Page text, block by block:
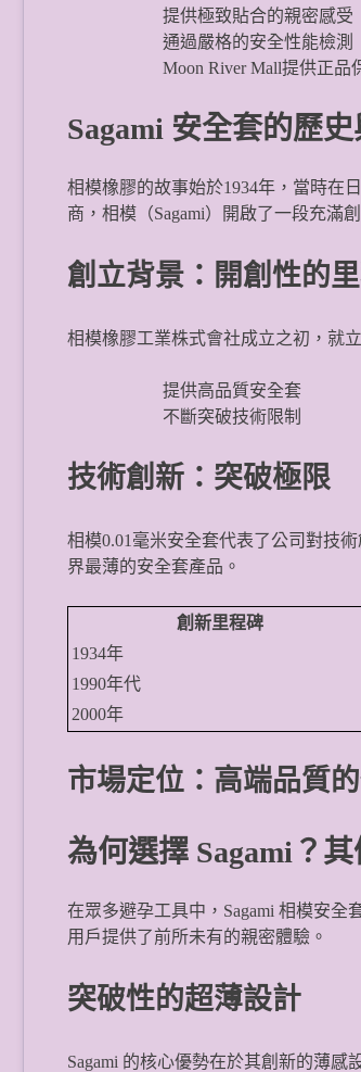
提供極致貼合的親密感受
通過嚴格的安全性能檢測
Moon River Mall提供正品
Sagami 安全套的歷
相模橡膠的故事始於1934年，當時在
商，相模（Sagami）開啟了一段充滿
創立背景：開創性的
相模橡膠工業株式會社成立之初，就
提供高品質安全套
不斷突破技術限制
技術創新：突破極限
相模0.01毫米安全套代表了公司對技
界最薄的安全套產品。
創新里程碑
1934年
1990年代
2000年
市場定位：高端品質
為何選擇 Sagami？
在眾多避孕工具中，Sagami 相模安全
用戶提供了前所未有的親密體驗。
突破性的超薄設計
Sagami 的核心優勢在於其創新的薄感